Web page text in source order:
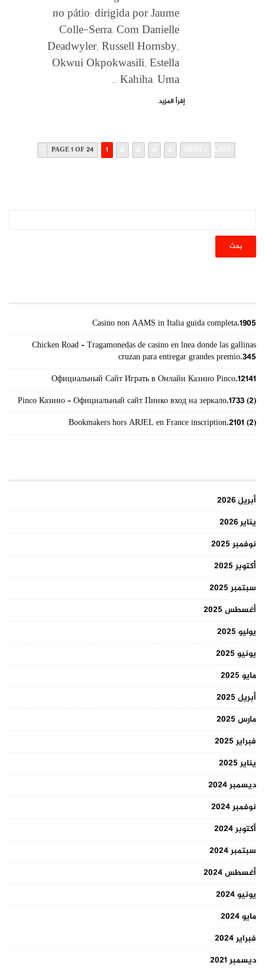
no pátio: dirigida por Jaume
Colle-Serra. Com Danielle
Deadwyler, Russell Hornsby,
Okwui Okpokwasili, Estella
Kahiha. Uma …
إقرأ المزيد
PAGE 1 OF 24 1
Casino non AAMS in Italia guida completa.1905
Chicken Road – Tragamonedas de casino en lnea donde las gallinas
cruzan para entregar grandes premio.345
Официальный Сайт Играть в Онлайн Казино Pinco.12141
Pinco Казино – Официальный сайт Пинко вход на зеркало.1733 (2)
Bookmakers hors ARJEL en France inscription.2101 (2)
أبريل 2026
يناير 2026
نوفمبر 2025
أكتوبر 2025
سبتمبر 2025
أغسطس 2025
يوليو 2025
يونيو 2025
مايو 2025
أبريل 2025
مارس 2025
فبراير 2025
يناير 2025
ديسمبر 2024
نوفمبر 2024
أكتوبر 2024
سبتمبر 2024
أغسطس 2024
يونيو 2024
مايو 2024
فبراير 2024
ديسمبر 2021